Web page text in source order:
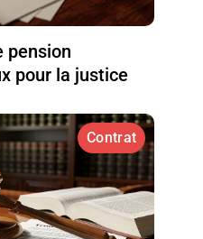
pension
pour la justice
Contrat